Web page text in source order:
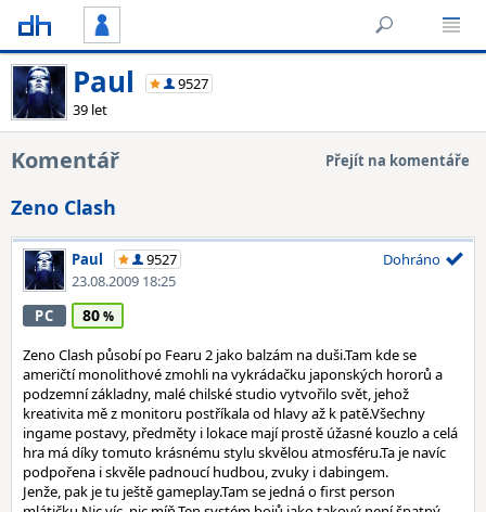
Paul
9527
39 let
Komentář Přejít na komentáře
Zeno Clash
Paul
9527
23.08.2009 18:25
Dohráno
PC 80
Zeno Clash působí po Fearu 2 jako balzám na duši.Tam kde se
američtí monolithové zmohli na vykrádačku japonských hororů a
podzemní základny, malé chilské studio vytvořilo svět, jehož
kreativita mě z monitoru postříkala od hlavy až k patě.Všechny
ingame postavy, předměty i lokace mají prostě úžasné kouzlo a celá
hra má díky tomuto krásnému stylu skvělou atmosféru.Ta je navíc
podpořena i skvěle padnoucí hudbou, zvuky i dabingem.
Jenže, pak je tu ještě gameplay.Tam se jedná o first person